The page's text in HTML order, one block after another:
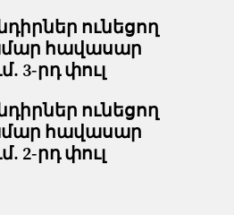
ունեցող
հավասար
3-րդ փուլ
ունեցող
հավասար
2-րդ փուլ